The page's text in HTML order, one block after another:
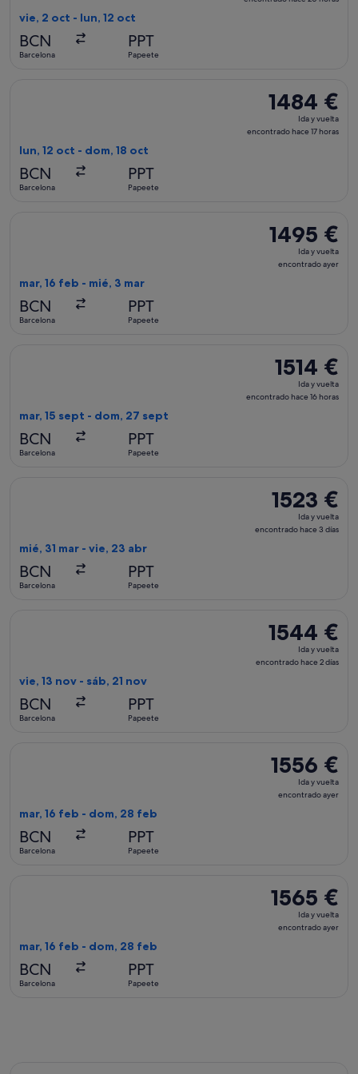
vie, 2 oct - lun, 12 oct
BCN
Barcelona
PPT
Papeete
1484 €
Ida
y
1484 €
Ida y vuelta
encontrado hace 17 horas
lun, 12 oct - dom, 18 oct
BCN
Barcelona
PPT
Papeete
1495 €
Ida
1495 €
Ida y vuelta
encontrado ayer
mar, 16 feb - mié, 3 mar
BCN
Barcelona
PPT
Papeete
1514 €
Ida
y
1514 €
Ida y vuelta
encontrado hace 16 horas
mar, 15 sept - dom, 27 sept
BCN
Barcelona
PPT
Papeete
1523 €
Ida
y
1523 €
Ida y vuelta
encontrado hace 3 días
mié, 31 mar - vie, 23 abr
BCN
Barcelona
PPT
Papeete
1544 €
Ida
y
1544 €
Ida y vuelta
encontrado hace 2 días
vie, 13 nov - sáb, 21 nov
BCN
Barcelona
PPT
Papeete
1556 €
Ida
1556 €
Ida y vuelta
encontrado ayer
mar, 16 feb - dom, 28 feb
BCN
Barcelona
PPT
Papeete
1565 €
Ida
1565 €
Ida y vuelta
encontrado ayer
mar, 16 feb - dom, 28 feb
BCN
Barcelona
PPT
Papeete